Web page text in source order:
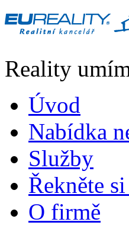
Reality
Úvod
Nabídka
Služby
Řekněte
O firmě